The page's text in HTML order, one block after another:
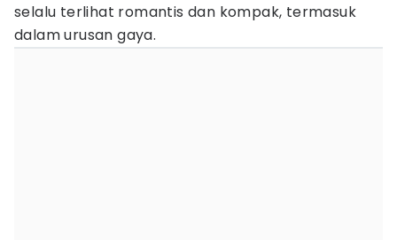
selalu terlihat romantis dan kompak, termasuk
dalam urusan gaya.